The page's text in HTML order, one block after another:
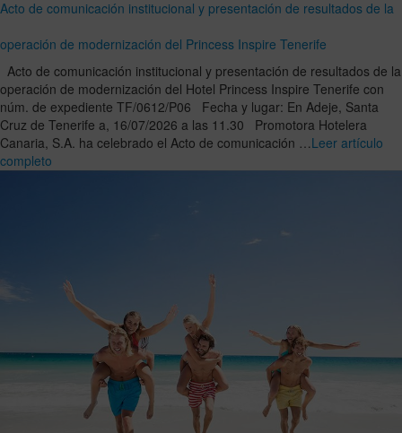
Acto de comunicación institucional y presentación de resultados de la
operación de modernización del Princess Inspire Tenerife
Acto de comunicación institucional y presentación de resultados de la
operación de modernización del Hotel Princess Inspire Tenerife con
núm. de expediente TF/0612/P06 Fecha y lugar: En Adeje, Santa
Cruz de Tenerife a, 16/07/2026 a las 11.30 Promotora Hotelera
Canaria, S.A. ha celebrado el Acto de comunicación …Leer artículo
completo